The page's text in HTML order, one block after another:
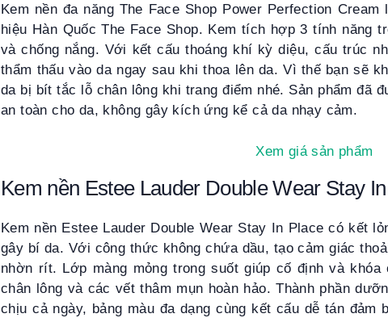
Kem nền đa năng The Face Shop Power Perfection
hiệu Hàn Quốc The Face Shop. Kem tích hợp 3 tính năng
và chống nắng. Với kết cấu thoáng khí kỳ diệu, cấu trúc
thẩm thấu vào da ngay sau khi thoa lên da. Vì thế bạn sẽ
da bị bít tắc lỗ chân lông khi trang điểm nhé. Sản phẩm đã
an toàn cho da, không gây kích ứng kể cả da nhạy cảm.
Xem giá sản phẩm
Kem nền Estee Lauder Double Wear Stay
Kem nền Estee Lauder Double Wear Stay In Place có kết
gây bí da. Với công thức không chứa dầu, tạo cảm giác
nhờn rít. Lớp màng mỏng trong suốt giúp cố định và
chân lông và các vết thâm mụn hoàn hảo. Thành phần
chịu cả ngày, bảng màu đa dạng cùng kết cấu dễ tán